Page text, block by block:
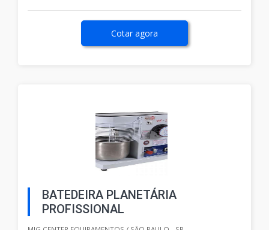
Cotar agora
BATEDEIRA PLANETÁRIA
PROFISSIONAL